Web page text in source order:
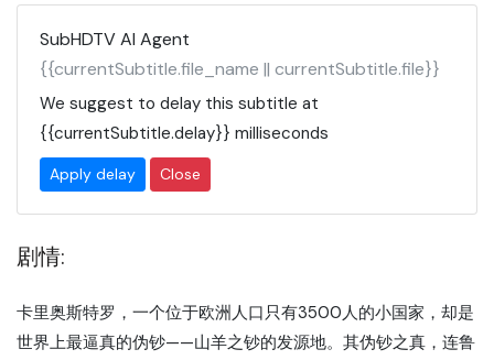
SubHDTV AI Agent
{{currentSubtitle.file_name || currentSubtitle.file}}
We suggest to delay this subtitle at
{{currentSubtitle.delay}} milliseconds
Apply delay Close
剧情:
卡里奥斯特罗，一个位于欧洲人口只有3500人的小国家，却是
世界上最逼真的伪钞——山羊之钞的发源地。其伪钞之真，连鲁